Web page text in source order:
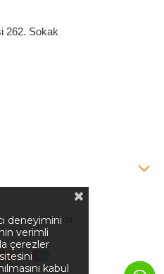
262. Sokak
Saklıdır.
deneyimini
verimli
çerezler
kabul